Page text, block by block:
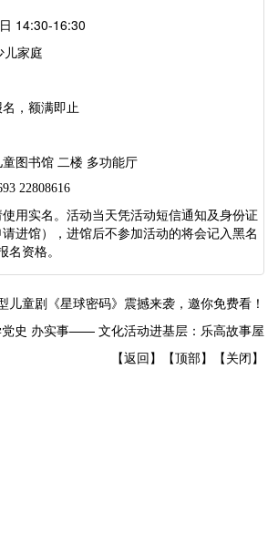
14:30-16:30
儿家庭
，额满即止
图书馆 二楼 多功能厅
22808616
用实名。活动当天凭活动短信通知及身份证
进馆）， 进馆后不参加活动的将会记入黑名
名资格。
儿童剧《星球密码》震撼来袭，邀你免费看！
史 办实事—— 文化活动进基层：乐高故事屋
【返回】
【顶部】 【关闭】